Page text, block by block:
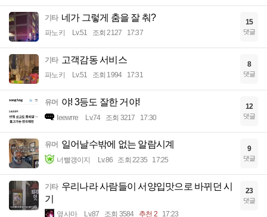
기타 네가 그렇게 춤을 잘 춰?
파노키 Lv.51 조회 2127 17:37
15
댓글
기타 고객감동 서비스
파노키 Lv.51 조회 1994 17:31
8
댓글
유머 야! 3등도 잘한 거야!
Ieewrre Lv.74 조회 3217 17:30
12
댓글
유머 일어날수밖에 없는 알람시계
너빨갱이지 Lv.86 조회 2235 17:25
9
댓글
기타 우리나라 사람들이 서양입맛으로 바뀌던 시
기
옆사마 Lv.87 조회 3584 추천 2 17:23
23
댓글